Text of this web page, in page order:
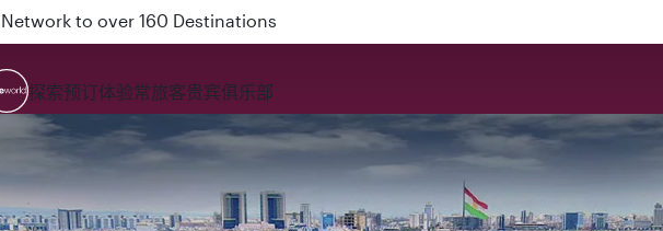
and Auckland on QR914 and QR915
探索预订体验常旅客贵宾俱乐部